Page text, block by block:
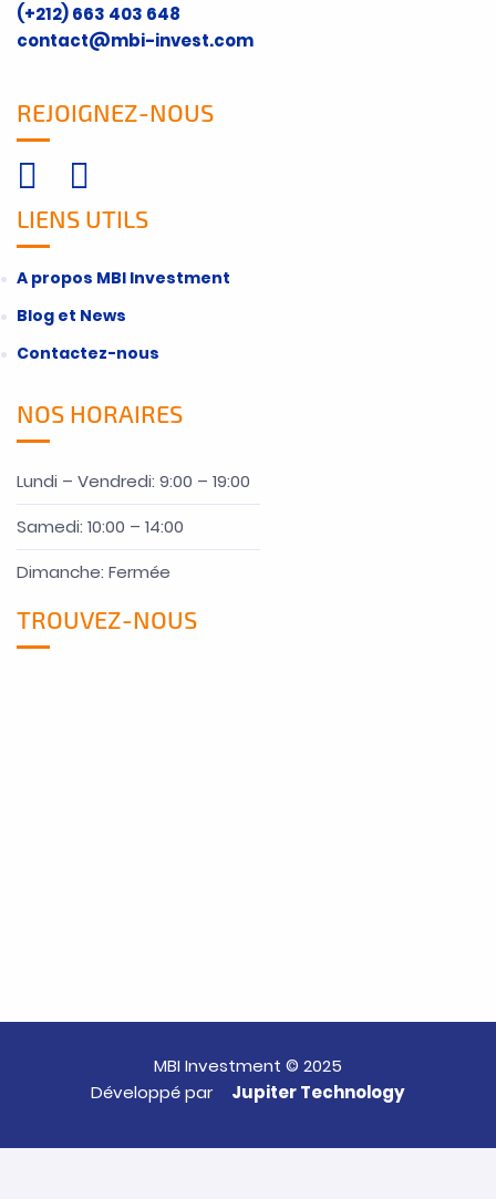
(+212) 663 403 648
contact@mbi-invest.com
REJOIGNEZ-NOUS
LIENS UTILS
A propos MBI Investment
Blog et News
Contactez-nous
NOS HORAIRES
Lundi – Vendredi: 9:00 – 19:00
Samedi: 10:00 – 14:00
Dimanche: Fermée
TROUVEZ-NOUS
MBI Investment © 2025
Développé par
Jupiter Technology